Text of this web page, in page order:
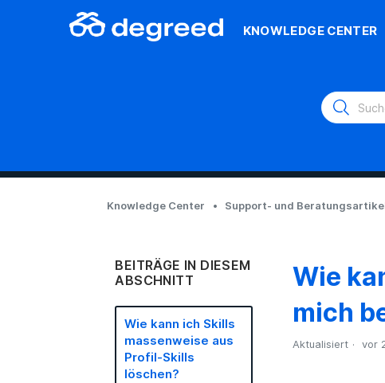
KNOWLEDGE CENTER
Knowledge Center Support- und
BEITRÄGE IN DIESEM
ABSCHNITT
Wie kann ich Skills
massenweise aus
Profil-Skills
löschen?
Wie
mich
Aktualisiert vor